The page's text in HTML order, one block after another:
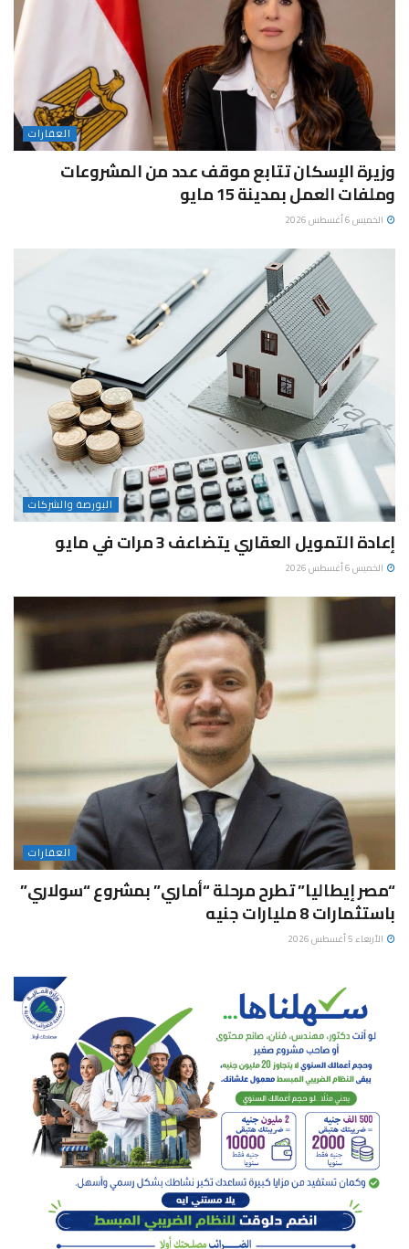
العقارات
وزيرة الإسكان تتابع موقف عدد من المشروعات
وملفات العمل بمدينة 15 مايو
الخميس 6 أغسطس 2026
البورصة والشركات
إعادة التمويل العقاري يتضاعف 3 مرات في مايو
الخميس 6 أغسطس 2026
العقارات
“مصر إيطاليا” تطرح مرحلة “أماري” بمشروع “سولاري”
باستثمارات 8 مليارات جنيه
الأربعاء 5 أغسطس 2026